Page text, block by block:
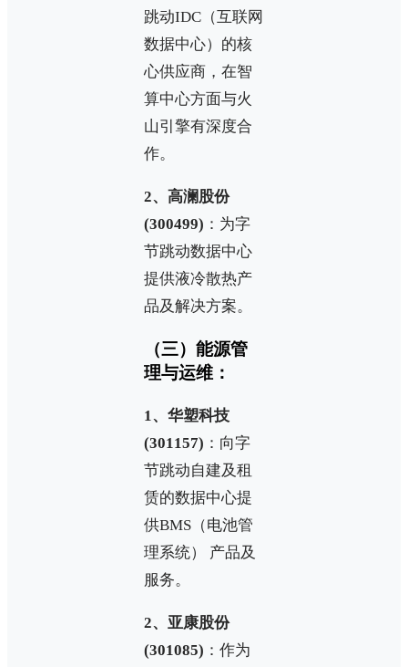
跳动IDC（互联网
数据中心）的核
心供应商，在智
算中心方面与火
山引擎有深度合
作。
2、高澜股份
(300499) ：为字
节跳动数据中心
提供液冷散热产
品及解决方案。
（三）能源管
理与运维：
1、华塑科技
(301157) ：向字
节跳动自建及租
赁的数据中心提
供BMS（电池管
理系统） 产品及
服务。
2、亚康股份
(301085) ：作为